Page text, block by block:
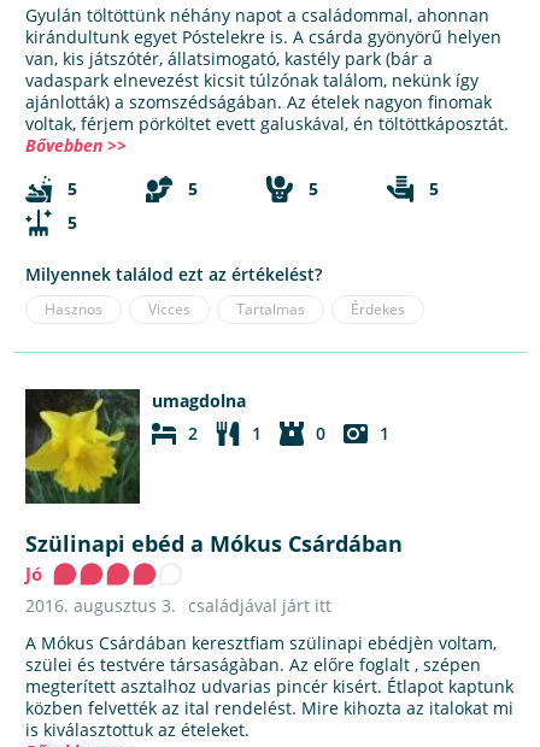
Gyulán töltöttünk néhány napot a családommal, ahonnan
kirándultunk egyet Póstelekre is. A csárda gyönyörű helyen
van, kis játszótér, állatsimogató, kastély park (bár a
vadaspark elnevezést kicsit túlzónak találom, nekünk így
ajánlották) a szomszédságában. Az ételek nagyon finomak
voltak, férjem pörköltet evett galuskával, én töltöttkáposztát.
Bővebben >>
5
5 5
5
5
Milyennek találod ezt az értékelést?
Hasznos Vicces Tartalmas Érdekes
umagdolna
2
1 0 1
Szülinapi ebéd a Mókus Csárdában
Jó
2016. augusztus 3.
családjával járt itt
A Mókus Csárdában keresztfiam szülinapi ebédjèn voltam,
szülei és testvére társaságàban. Az előre foglalt , szépen
megterített asztalhoz udvarias pincér kisért. Étlapot kaptunk
közben felvették az ital rendelést. Mire kihozta az italokat mi
is kiválasztottuk az ételeket.